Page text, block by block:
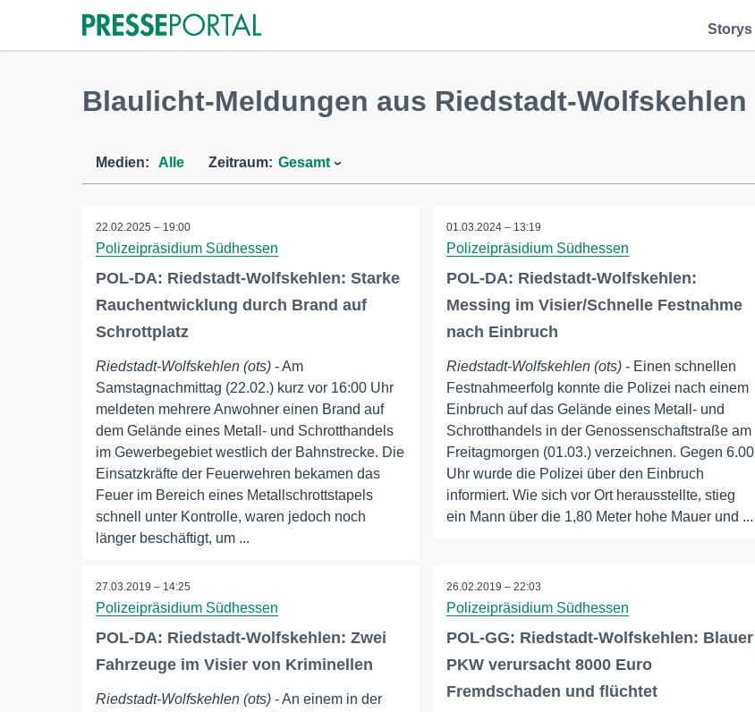
Storys
Blaulicht-Meldungen aus Riedstadt-Wolfskehlen
Medien: Alle Zeitraum: Gesamt
22.02.2025 – 19:00
Polizeipräsidium Südhessen
POL-DA: Riedstadt-Wolfskehlen: Starke
Rauchentwicklung durch Brand auf
Schrottplatz
Riedstadt-Wolfskehlen (ots) - Am
Samstagnachmittag (22.02.) kurz vor 16:00 Uhr
meldeten mehrere Anwohner einen Brand auf
dem Gelände eines Metall- und Schrotthandels
im Gewerbegebiet westlich der Bahnstrecke. Die
Einsatzkräfte der Feuerwehren bekamen das
Feuer im Bereich eines Metallschrottstapels
schnell unter Kontrolle, waren jedoch noch
länger beschäftigt, um ...
01.03.2024 – 13:19
Polizeipräsidium Südhessen
POL-DA: Riedstadt-Wolfskehlen:
Messing im Visier/Schnelle Festnahme
nach Einbruch
Riedstadt-Wolfskehlen (ots)- Einen schnellen
Festnahmeerfolg konnte die Polizei nach einem
Einbruch auf das Gelände eines Metall- und
Schrotthandels in der Genossenschaftstraße am
Freitagmorgen (01.03.) verzeichnen. Gegen 6.00
Uhr wurde die Polizei über den Einbruch
informiert. Wie sich vor Ort herausstellte, stieg
ein Mann über die 1,80 Meter hohe Mauer und ...
27.03.2019 – 14:25
Polizeipräsidium Südhessen
POL-DA: Riedstadt-Wolfskehlen: Zwei
Fahrzeuge im Visier von Kriminellen
Riedstadt-Wolfskehlen (ots) - An einem in der
26.02.2019 – 22:03
Polizeipräsidium Südhessen
POL-GG: Riedstadt-Wolfskehlen: Blauer
PKW verursacht 8000 Euro
Fremdschaden und flüchtet